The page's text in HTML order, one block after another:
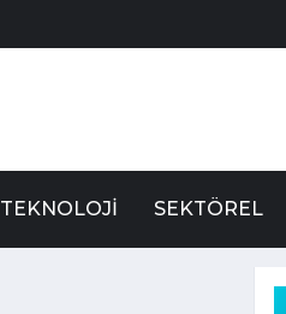
TEKNOLOJI SEKTÖREL